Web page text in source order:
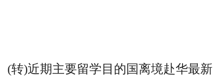
(转)近期主要留学目的国离境赴华最新